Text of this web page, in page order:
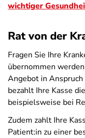
wichtiger
Rat von der
Fragen Sie Ihre
übernommen
Angebot in
bezahlt Ihre Kasse
beispielsweise bei
Zudem zahlt Ihre
Patient:in zu einer